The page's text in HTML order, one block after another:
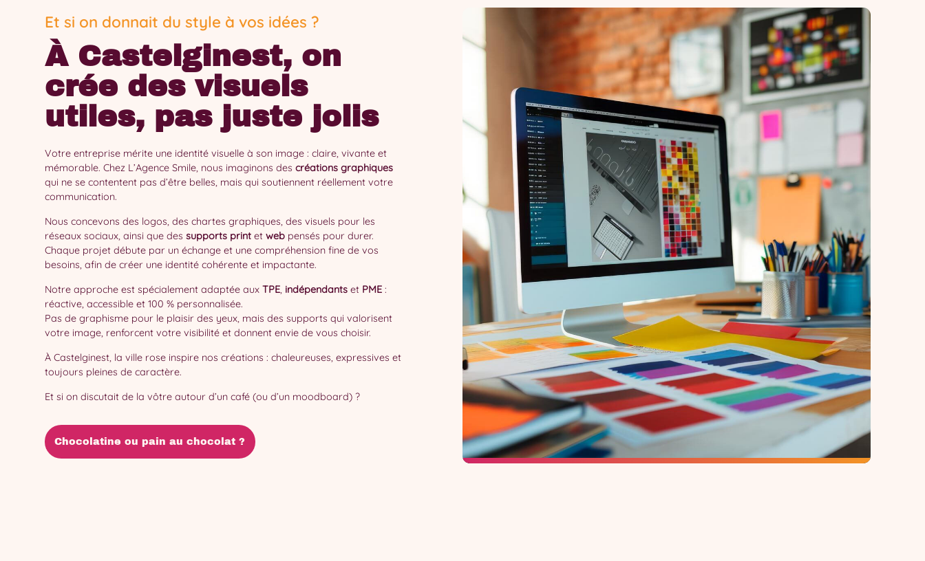
Et si on donnait du style à vos idées ?
À Castelginest, on
crée des visuels
utiles, pas juste jolis
Votre entreprise mérite une identité visuelle à son image : claire, vivante et
mémorable. Chez L’Agence Smile, nous imaginons des créations graphiques
qui ne se contentent pas d’être belles, mais qui soutiennent réellement votre
communication.
Nous concevons des logos, des chartes graphiques, des visuels pour les
réseaux sociaux, ainsi que des supports printet webpensés pour durer.
Chaque projet débute par un échange et une compréhension fine de vos
besoins, afin de créer une identité cohérente et impactante.
Notre approche est spécialement adaptée aux TPE, indépendantset PME:
réactive, accessible et 100 % personnalisée.
Pas de graphisme pour le plaisir des yeux, mais des supports qui valorisent
votre image, renforcent votre visibilité et donnent envie de vous choisir.
À Castelginest, la ville rose inspire nos créations : chaleureuses, expressives et
toujours pleines de caractère.
Et si on discutait de la vôtre autour d’un café (ou d’un moodboard) ?
Chocolatine ou pain au chocolat ?